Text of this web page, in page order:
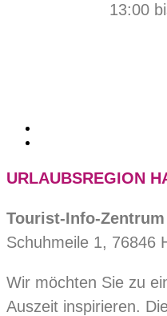
13:00
URLAUBSREGION
Tourist-Info-Zentrum
Schuhmeile 1, 76846
Wir möchten Sie zu
Auszeit inspirieren.